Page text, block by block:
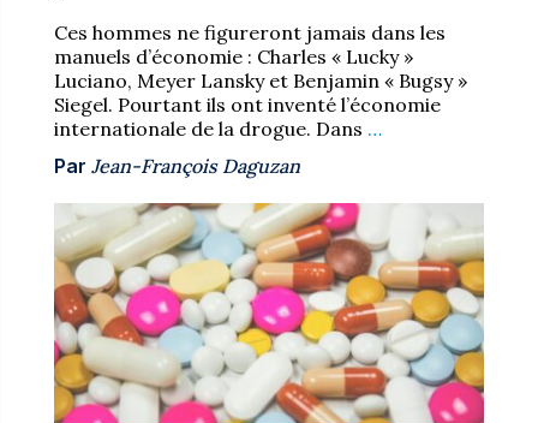
Ces hommes ne figureront jamais dans les
manuels d’économie : Charles « Lucky »
Luciano, Meyer Lansky et Benjamin « Bugsy »
Siegel. Pourtant ils ont inventé l’économie
internationale de la drogue. Dans …
Par Jean-François Daguzan